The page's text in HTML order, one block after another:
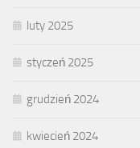
luty 2025
styczeń 2025
grudzień 2024
kwiecień 2024